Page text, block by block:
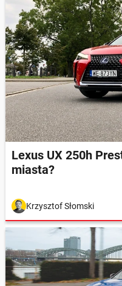
Lexus UX 250h
miasta?
Krzysztof Słomski